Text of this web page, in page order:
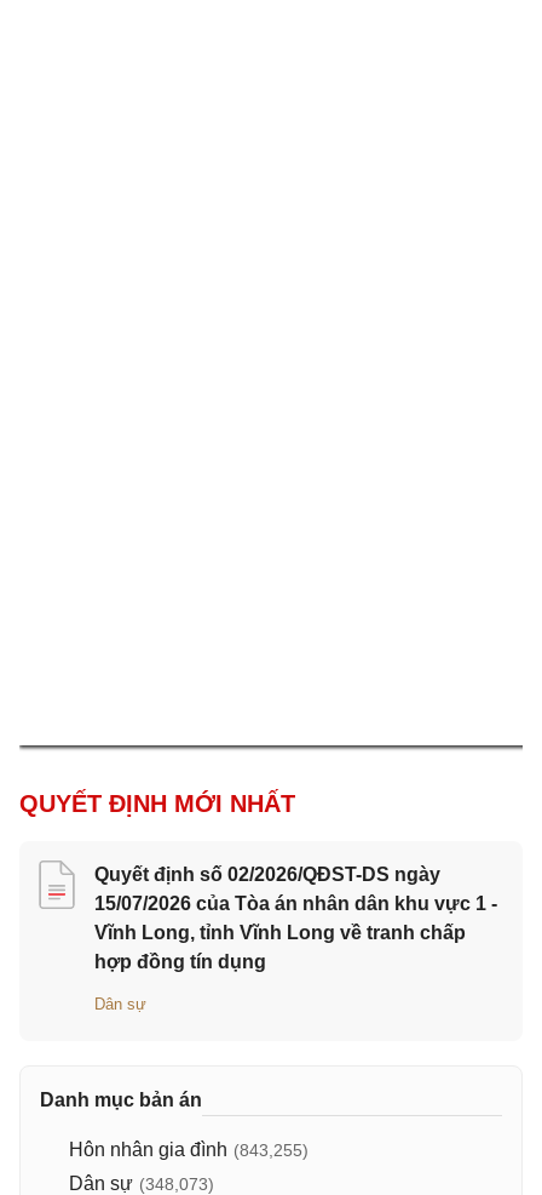
QUYẾT ĐỊNH MỚI NHẤT
Quyết định số 02/2026/QĐST-DS ngày
15/07/2026 của Tòa án nhân dân khu vực 1 -
Vĩnh Long, tỉnh Vĩnh Long về tranh chấp
hợp đồng tín dụng
Dân sự
Danh mục bản án
Hôn nhân gia đình (843,255)
Dân sự (348,073)